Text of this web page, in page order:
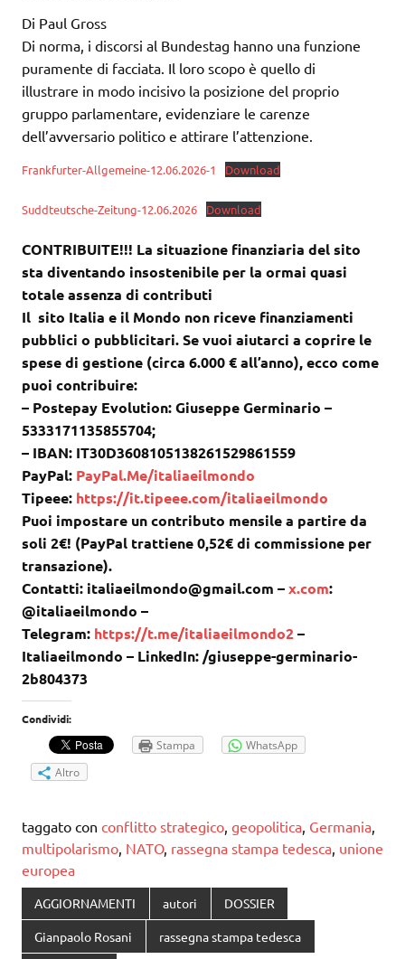
Di Paul Gross
Di norma, i discorsi al Bundestag hanno una funzione
puramente di facciata. Il loro scopo è quello di
illustrare in modo incisivo la posizione del proprio
gruppo parlamentare, evidenziare le carenze
dell’avversario politico e attirare l’attenzione.
Frankfurter-Allgemeine-12.06.2026-1 Download
Suddteutsche-Zeitung-12.06.2026 Download
CONTRIBUITE!!! La situazione finanziaria del sito
sta diventando insostenibile per la ormai quasi
totale assenza di contributi
Il sito Italia e il Mondo non riceve finanziamenti
pubblici o pubblicitari. Se vuoi aiutarci a coprire le
spese di gestione (circa 6.000 € all’anno), ecco come
puoi contribuire:
– Postepay Evolution: Giuseppe Germinario –
5333171135855704;
– IBAN: IT30D3608105138261529861559
PayPal: PayPal.Me/italiaeilmondo
Tipeee: https://it.tipeee.com/italiaeilmondo
Puoi impostare un contributo mensile a partire da
soli 2€! (PayPal trattiene 0,52€ di commissione per
transazione).
Contatti: italiaeilmondo@gmail.com –x.com:
@italiaeilmondo –
Telegram: https://t.me/italiaeilmondo2–
Italiaeilmondo – LinkedIn: /giuseppe-germinario-
2b804373
Condividi:
Stampa
WhatsApp
Altro
taggato con conflitto strategico geopolitica Germania
multipolarismo NATO, rassegna stampa tedesca unione
europea
AGGIORNAMENTI autori DOSSIER
Gianpaolo Rosani rassegna stampa tedesca